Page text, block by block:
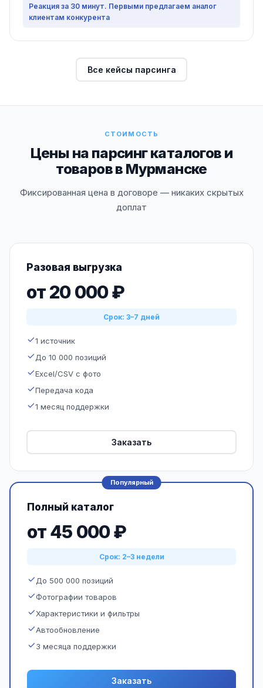
Реакция за 30 минут. Первыми предлагаем аналог
клиентам конкурента
Все кейсы парсинга
СТОИМОСТЬ
Цены на парсинг каталогов и
товаров в Мурманске
Фиксированная цена в договоре — никаких скрытых
доплат
Разовая выгрузка
от 20 000 ₽
Срок: 3–7 дней
1 источник
До 10 000 позиций
Excel/CSV с фото
Передача кода
1 месяц поддержки
Заказать
Популярный
Полный каталог
от 45 000 ₽
Срок: 2–3 недели
До 500 000 позиций
Фотографии товаров
Характеристики и фильтры
Автообновление
3 месяца поддержки
Заказать